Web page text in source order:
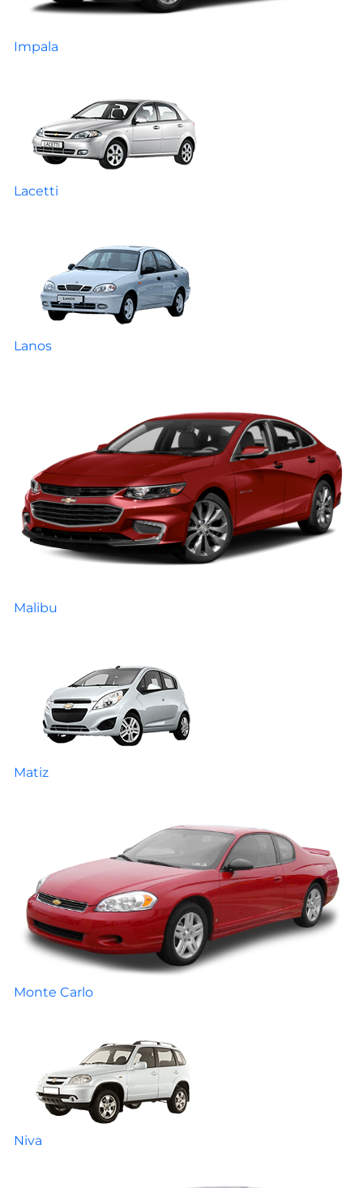
Impala
Lacetti
Lanos
Malibu
Matiz
Monte Carlo
Niva